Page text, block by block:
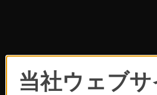
当社ウェブ